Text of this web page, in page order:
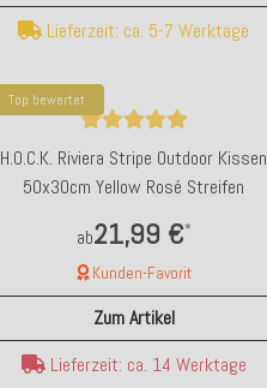
Lieferzeit: ca. 5-7 Werktage
Top bewertet
H.O.C.K. Riviera Stripe Outdoor Kissen
50x30cm Yellow Rosé Streifen
ab21,99 €*
Kunden-Favorit
Zum Artikel
Lieferzeit: ca. 14 Werktage